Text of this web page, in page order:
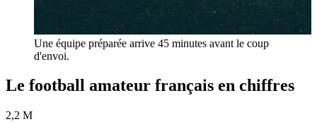
Une équipe préparée arrive 45 minutes avant le coup
d'envoi.
Le football amateur français en chiffres
2,2 M